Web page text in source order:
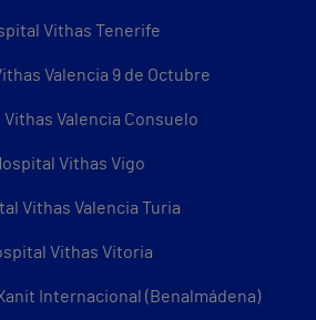
Vithas Tenerife
Valencia 9 de Octubre
Vithas Valencia Consuelo
Vithas Vigo
Vithas Valencia Turia
Vithas Vitoria
Internacional (Benalmádena)